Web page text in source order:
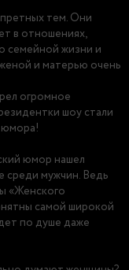
тем. Они
в отношениях,
семейной жизни и
и матерью очень
огромное
шоу стали
юмора!
юмор нашел
среди мужчин. Ведь
«Женского
самой широкой
по душе даже